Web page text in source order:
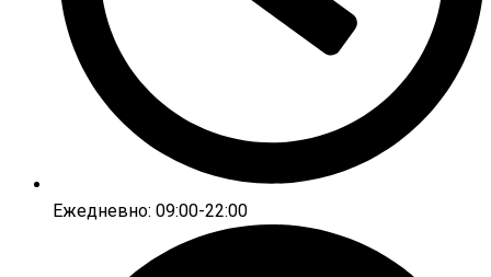
Ежедневно: 09:00-22:00